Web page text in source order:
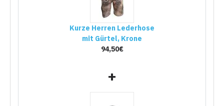
Kurze Herren Lederhose
mit Gürtel, Krone
94,50€
+